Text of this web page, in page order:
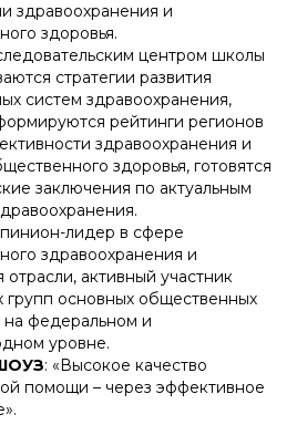
здравоохранения и
здоровья.
центром школы
стратегии развития
систем здравоохранения,
рейтинги регионов
здравоохранения и
здоровья, готовятся
заключения по актуальным
лидер в сфере
здравоохранения и
отрасли, активный участник
групп основных общественных
на федеральном и
уровне.
: «Высокое качество
помощи – через эффективное